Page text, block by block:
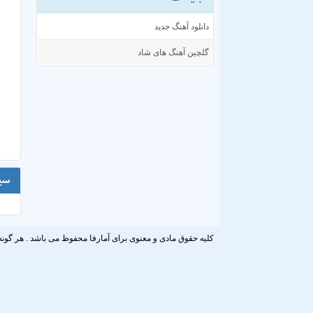
دانلود آهنگ جدید
گلچین آهنگ های شاد
کلیه حقوق مادی و معنوی برای آمارفا محفوظ می باشد . هر